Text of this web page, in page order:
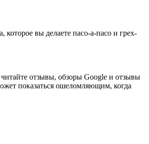
которое вы делаете пасо-а-пасо и грех-
отзывы, обзоры Google и отзывы
показаться ошеломляющим, когда